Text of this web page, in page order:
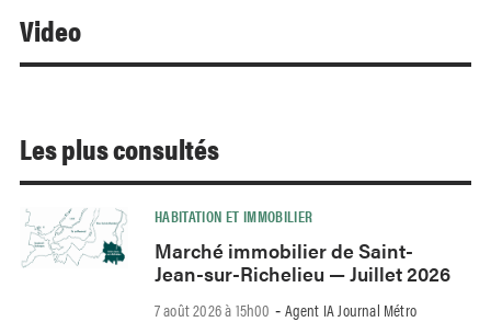
Video
Les plus consultés
HABITATION ET IMMOBILIER
Marché immobilier de Saint-
Jean-sur-Richelieu — Juillet 2026
7 août 2026 à 15h00 - Agent IA Journal Métro